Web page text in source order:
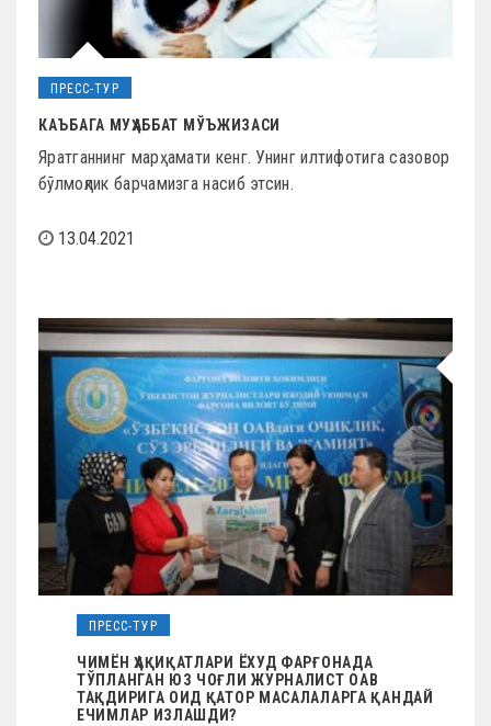
ПРЕСС-ТУР
КАЪБАГА МУҲАББАТ МЎЪЖИЗАСИ
Яратганнинг марҳамати кенг. Унинг илтифотига сазовор
бўлмоқлик барчамизга насиб этсин.
13.04.2021
ПРЕСС-ТУР
ЧИМЁН ҲАҚИҚАТЛАРИ ЁХУД ФАРҒОНАДА
ТЎПЛАНГАН ЮЗ ЧОҒЛИ ЖУРНАЛИСТ ОАВ
ТАҚДИРИГА ОИД ҚАТОР МАСАЛАЛАРГА ҚАНДАЙ
ЕЧИМЛАР ИЗЛАШДИ?